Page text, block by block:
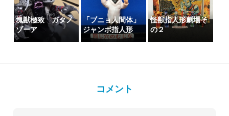
塊獣極致 ガタノ
ゾーア
「ブニョ人間体」
ジャンボ指人形
怪獣指人形劇場そ
の２
コメント